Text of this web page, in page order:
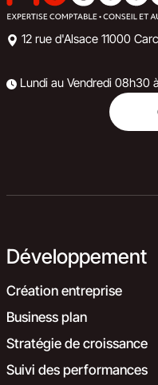
12 rue d'Alsace 11000
Lundi au Vendredi 08h30
Développement
Création entreprise
Business plan
Stratégie de croissance
Suivi des performances